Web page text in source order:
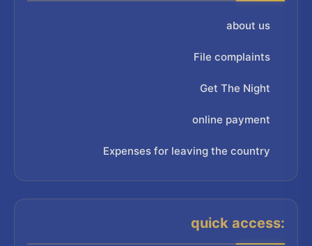
about us
File complaints
Get The Night
online payment
Expenses for leaving the country
quick access: